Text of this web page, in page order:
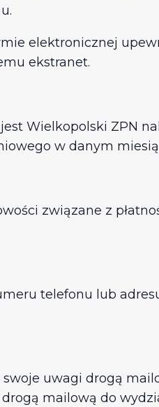
elektronicznej
ekstranet.
Wielkopolski ZPN
w danym
związane z
telefonu lub
uwagi drogą
mailową do